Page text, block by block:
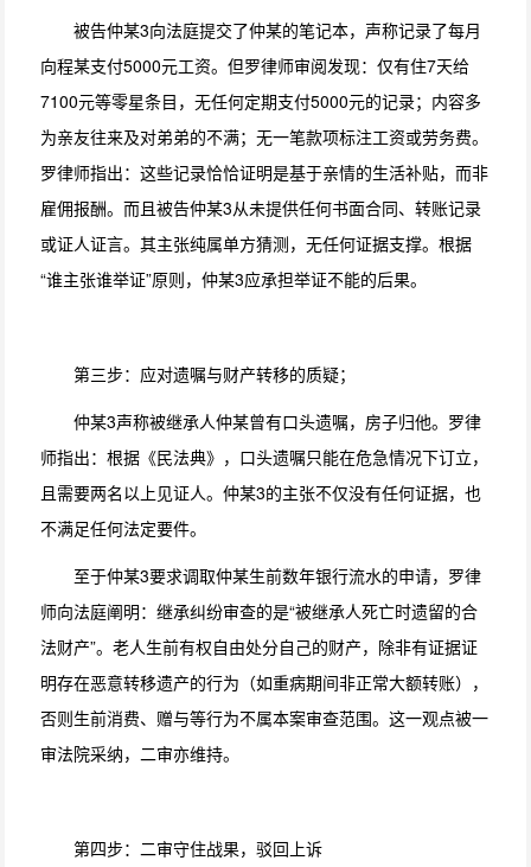
被告仲某3向法庭提交了仲某的笔记本，声称记录了每月
向程某支付5000元工资。但罗律师审阅发现：仅有住7天给
7100元等零星条目，无任何定期支付5000元的记录；内容多
为亲友往来及对弟弟的不满；无一笔款项标注工资或劳务费。
罗律师指出：这些记录恰恰证明是基于亲情的生活补贴，而非
雇佣报酬。而且被告仲某3从未提供任何书面合同、转账记录
或证人证言。其主张纯属单方猜测，无任何证据支撑。根据
“谁主张谁举证”原则，仲某3应承担举证不能的后果。
第三步：应对遗嘱与财产转移的质疑；
仲某3声称被继承人仲某曾有口头遗嘱，房子归他。罗律
师指出：根据《民法典》，口头遗嘱只能在危急情况下订立，
且需要两名以上见证人。仲某3的主张不仅没有任何证据，也
不满足任何法定要件。
至于仲某3要求调取仲某生前数年银行流水的申请，罗律
师向法庭阐明：继承纠纷审查的是“被继承人死亡时遗留的合
法财产”。老人生前有权自由处分自己的财产，除非有证据证
明存在恶意转移遗产的行为（如重病期间非正常大额转账），
否则生前消费、赠与等行为不属本案审查范围。这一观点被一
审法院采纳，二审亦维持。
第四步：二审守住战果，驳回上诉